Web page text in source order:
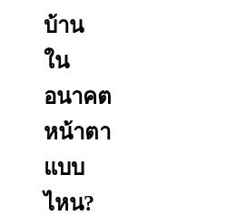
บ้าน
ใน
อนาคต
หน้าตา
แบบ
ไหน?